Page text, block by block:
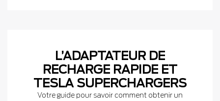
L’ADAPTATEUR DE
RECHARGE RAPIDE ET
TESLA SUPERCHARGERS
Votre guide pour savoir comment obtenir un